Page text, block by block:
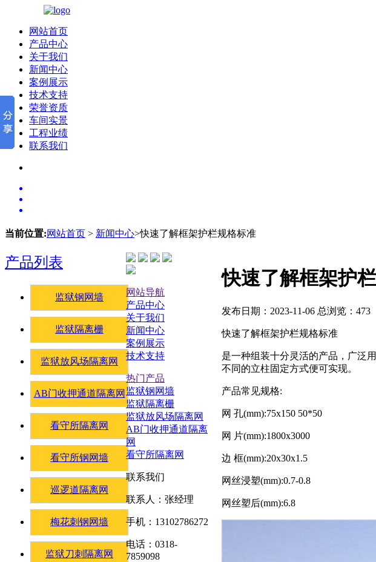
网站首页
产品中心
关于我们
新闻中心
案例展示
技术支持
荣誉资质
车间实景
工程业绩
联系我们
当前位置:网站首页 > 新闻中心>快速了解框架护栏规格标准
产品列表
监狱钢网墙
监狱隔离栅
监狱放风场隔离网
AB门收押通道隔离网
看守所隔离网
看守所钢网墙
巡逻道隔离网
梅花刺钢网墙
监狱刀刺隔离网
快速了解框架护
发布日期：2023-11-06 总浏览： 473
快速了解框架护栏规格标准
是一种组装十分灵活的产品，广泛
不同的立柱固定方式便可实现。
产品常见规格:
网 孔(mm):75x150 50*50
网 片(mm):1800x3000
边 框(mm):20x30x1.5
网丝浸塑(mm):0.7-0.8
网丝塑后(mm):6.8
网站导航
产品中心
关于我们
新闻中心
案例展示
技术支持
热门产品
监狱钢网墙
监狱隔离栅
监狱放风场隔离网
AB门收押通道隔离
网
看守所隔离网
联系我们
联系人：张经理
手机：13102786272
电话：0318-
7859098